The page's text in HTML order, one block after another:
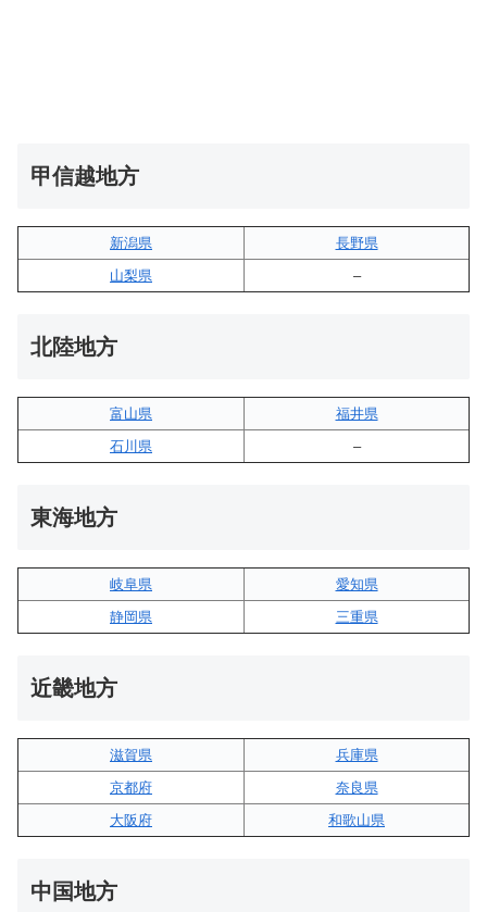
甲信越地方
新潟県
長野県
山梨県
–
北陸地方
富山県
福井県
石川県
–
東海地方
岐阜県
愛知県
静岡県
三重県
近畿地方
滋賀県
兵庫県
京都府
奈良県
大阪府
和歌山県
中国地方